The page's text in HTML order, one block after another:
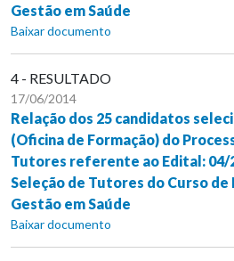
Gestão em Saúde
Baixar documento
4 - RESULTADO
17/06/2014
Relação dos 25 candidatos
(Oficina de Formação) do
Tutores referente ao Edital: 04/
Seleção de Tutores do Curso de
Gestão em Saúde
Baixar documento